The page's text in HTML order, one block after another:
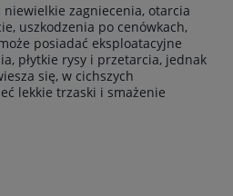
niewielkie zagniecenia, otarcia
uszkodzenia po cenówkach,
posiadać eksploatacyjne
płytkie rysy i przetarcia, jednak
się, w cichszych
lekkie trzaski i smażenie